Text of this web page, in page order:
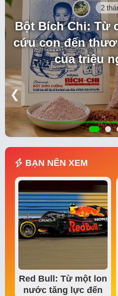
2
Bột Bích Chi: Từ
cứu con đến
của triệu
❮
BẠN NÊN XEM
Red Bull: Từ một lon
nước tăng lực đến